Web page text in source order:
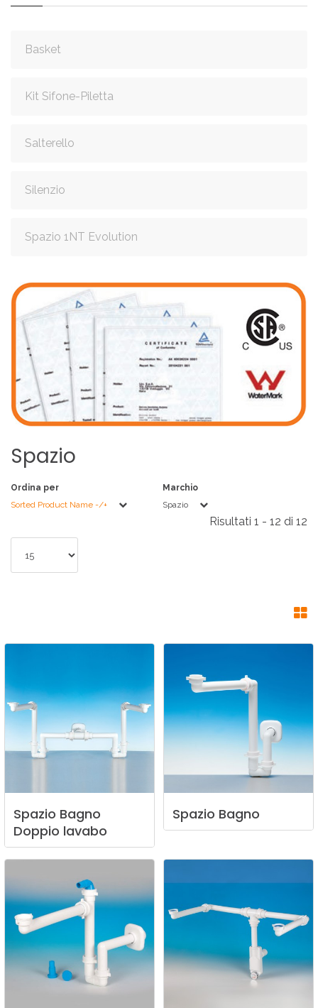
Basket
Kit Sifone-Piletta
Salterello
Silenzio
Spazio 1NT Evolution
Spazio
Ordina per
Sorted Product Name -/+
Marchio
Spazio
Risultati 1 - 12 di 12
Spazio Bagno
Doppio lavabo
Spazio Bagno